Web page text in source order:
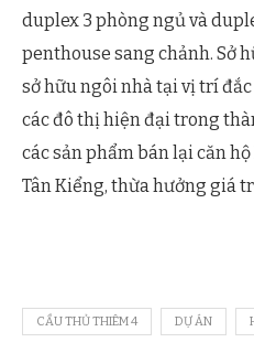
duplex 3 phòng ngủ và
penthouse sang chảnh. Sở
sở hữu ngôi nhà tại vị trí
các đô thị hiện đại trong
các sản phẩm bán lại căn
Tân Kiểng, thừa hưởng giá
CẦU THỦ THIÊM 4 DỰ ÁN